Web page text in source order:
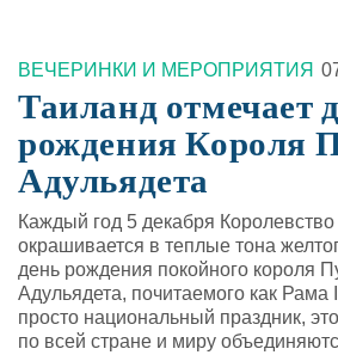
ВЕЧЕРИНКИ И МЕРОПРИЯТИЯ
Таиланд отмечает
рождения Короля
Адульядета
Каждый год 5 декабря
окрашивается в теплые тона
день рождения покойного короля
Адульядета, почитаемого как Рама
просто национальный праздник,
по всей стране и миру